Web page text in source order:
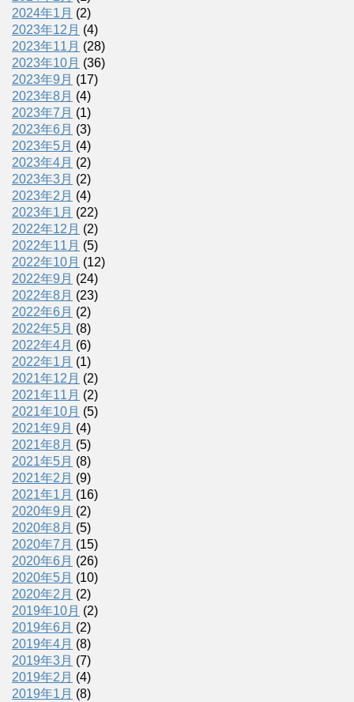
2024年1月 (2)
2023年12月 (4)
2023年11月 (28)
2023年10月 (36)
2023年9月 (17)
2023年8月 (4)
2023年7月 (1)
2023年6月 (3)
2023年5月 (4)
2023年4月 (2)
2023年3月 (2)
2023年2月 (4)
2023年1月 (22)
2022年12月 (2)
2022年11月 (5)
2022年10月 (12)
2022年9月 (24)
2022年8月 (23)
2022年6月 (2)
2022年5月 (8)
2022年4月 (6)
2022年1月 (1)
2021年12月 (2)
2021年11月 (2)
2021年10月 (5)
2021年9月 (4)
2021年8月 (5)
2021年5月 (8)
2021年2月 (9)
2021年1月 (16)
2020年9月 (2)
2020年8月 (5)
2020年7月 (15)
2020年6月 (26)
2020年5月 (10)
2020年2月 (2)
2019年10月 (2)
2019年6月 (2)
2019年4月 (8)
2019年3月 (7)
2019年2月 (4)
2019年1月 (8)